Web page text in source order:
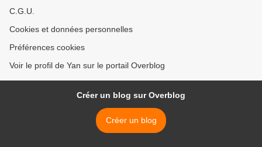
C.G.U.
Cookies et données personnelles
Préférences cookies
Voir le profil de Yan sur le portail Overblog
Créer un blog sur Overblog
Créer un blog